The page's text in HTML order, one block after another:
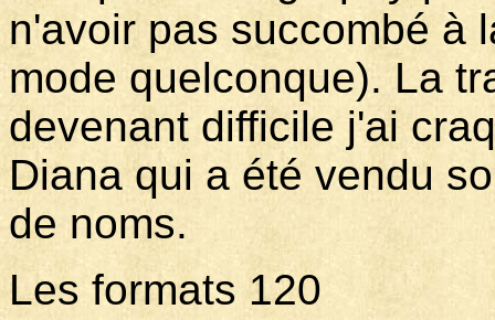
n'avoir pas succombé à
mode quelconque). La
devenant difficile j'ai
Diana qui a été vendu
de noms.
Les formats 120